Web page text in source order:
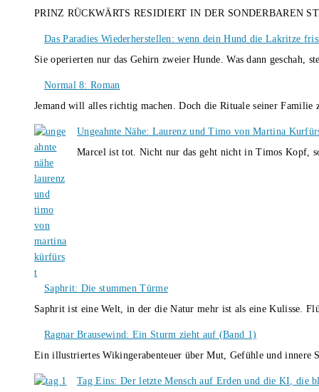
PRINZ RÜCKWÄRTS RESIDIERT IN DER SONDERBAREN
Das Paradies Wiederherstellen: wenn dein Hund die Lakritze
Sie operierten nur das Gehirn zweier Hunde. Was dann
Normal 8: Roman
Jemand will alles richtig machen. Doch die Rituale seiner
Ungeahnte Nähe: Laurenz und Timo von Martina
Marcel ist tot. Nicht nur das geht nicht in Timos Kopf,
Saphrit: Die stummen Türme
Saphrit ist eine Welt, in der die Natur mehr ist als eine Kulisse.
Ragnar Brausewind: Ein Sturm zieht auf (Band 1)
Ein illustriertes Wikingerabenteuer über Mut, Gefühle und
Tag Eins: Der letzte Mensch auf Erden und die KI, die